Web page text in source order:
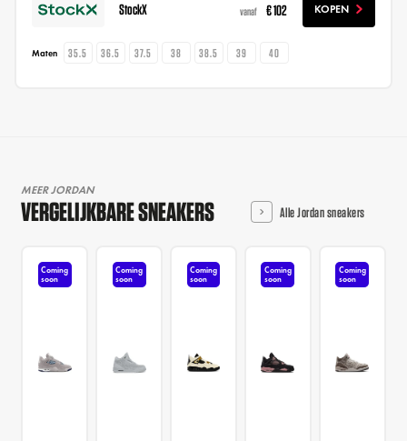
StockX vanaf € 102 KOPEN
Maten 35.5 36.5 37.5 38 38.5 39 40
MEER JORDAN
VERGELIJKBARE SNEAKERS Alle Jordan sneakers
Coming
soon
Coming
soon
Coming
soon
Coming
soon
Coming
soon